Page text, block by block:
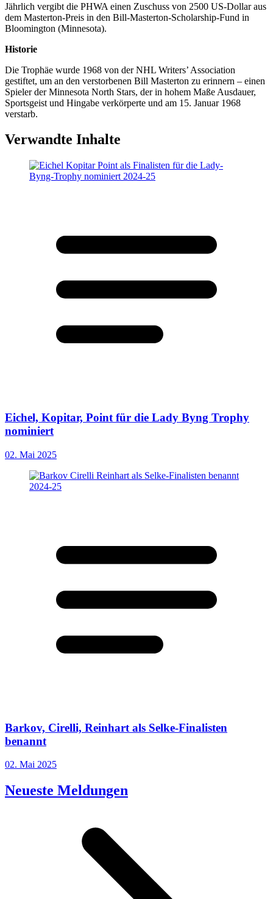
Jährlich vergibt die PHWA einen Zuschuss von 2500 US-Dollar aus
dem Masterton-Preis in den Bill-Masterton-Scholarship-Fund in
Bloomington (Minnesota).
Historie
Die Trophäe wurde 1968 von der NHL Writers’ Association
gestiftet, um an den verstorbenen Bill Masterton zu erinnern – einen
Spieler der Minnesota North Stars, der in hohem Maße Ausdauer,
Sportsgeist und Hingabe verkörperte und am 15. Januar 1968
verstarb.
Verwandte Inhalte
Eichel, Kopitar, Point für die Lady Byng Trophy
nominiert
02. Mai 2025
Barkov, Cirelli, Reinhart als Selke-Finalisten
benannt
02. Mai 2025
Neueste Meldungen